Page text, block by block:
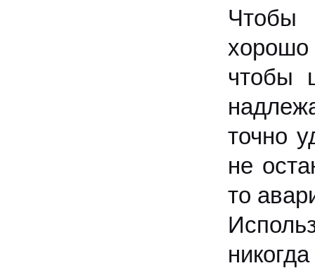
Чтобы
чтобы
точно
не
то